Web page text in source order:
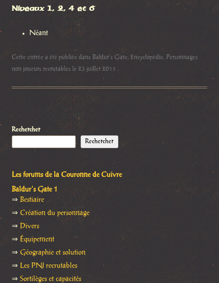
Niveaux 1, 2, 4 et 6
Néant
Cette entrée a été publiée dans Baldur's Gate, Encyclopédie, Personnages
non joueurs recrutables le 23 juillet 2011 .
Rechercher
Rechercher
Les forums de la Couronne de Cuivre
Baldur's Gate 1
⇒ Bestiaire
⇒ Création du personnage
⇒ Divers
⇒ Équipement
⇒Géographie et solution
⇒ Les PNJ recrutables
⇒ Sortilèges et capacités